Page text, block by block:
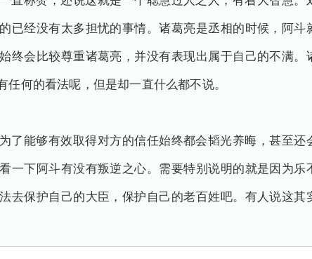
已经没有太多担忧的事情。诸葛亮是丞相的时候，阿
终会比较尊重诸葛亮，并没有表现出属于自己的不满
何的看法呢，但是却一直什么都不说。
了能够有效取得对方的信任始终都会韬光养晦，甚至还
一下阿斗有没有叛逆之心。需要特别说明的就是因为
去保护自己的大臣，保护自己的老百姓吧。有人说这